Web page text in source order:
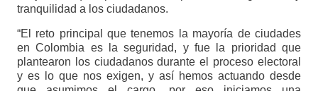
tranquilidad a los ciudadanos.
“El reto principal que tenemos la mayoría de ciudades
en Colombia es la seguridad, y fue la prioridad que
plantearon los ciudadanos durante el proceso electoral
y es lo que nos exigen, y así hemos actuando desde